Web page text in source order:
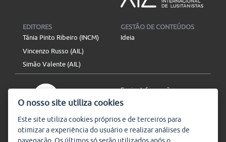
EDITORES
Tânia Pinto Ribeiro (INCM)
Vincenzo Russo (AIL)
Simão Valente (AIL)
GESTÃO DE CONTEÚDOS
Ideia
Enviar Informação
Aviso Legal
Mapa do site
SIGA-NOS
O nosso site utiliza cookies
Este site utilizacookies próprios e de terceiros para
otimizar a experiência do usuário e realizar análises de